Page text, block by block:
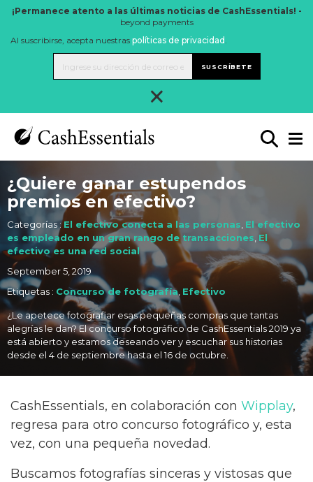
¡Permanece atento a las últimas noticias de CashEssentials! -
beyond payments
Al suscribirse, acepta nuestras políticas de privacidad .
SUSCRÍBETE
×
¿Quiere ganar estupendos
premios en efectivo?
Categorías :El efectivo conecta a las personas El efectivo
es empleado en un gran rango de transacciones El
efectivo es una red social
September 5, 2019
Etiquetas : Concurso de fotografía, Efectivo
¿Le apetece fotografiar esas pequeñas compras que tantas
alegrías le dan? El concurso fotográfico de CashEssentials 2019 ya
está abierto y estamos deseando ver y escuchar sus historias
desde el 4 de septiembre hasta el 16 de octubre.
CashEssentials, en colaboración con Wipplay,
regresa para otro concurso fotográfico y, esta
vez, con una pequeña novedad.
Buscamos fotografías sinceras y vistosas que